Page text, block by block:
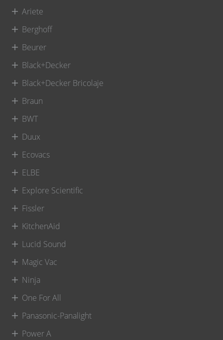
Ariete
Berghoff
Beurer
Black+Decker
Black+Decker Bricolaje
Braun
BWT
Duux
Ecovacs
ELBE
Explore Scientific
Fissler
KitchenAid
Lucid Sound
Magic Vac
Ninja
One For All
Panasonic-Panalight
Power A